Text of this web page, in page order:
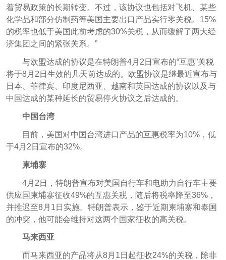
着贸易政策的长期转变。不过，该协议也包括对飞机、某些
化学品和部分仿制药等美国主要出口产品实行零关税。15%
的税率也低于美国此前考虑的30%关税，从而缓解了两大经
济集团之间的紧张关系。”
与欧盟达成的协议是在特朗普4月2日宣布的“互惠”关税
将于8月2日生效的几天前达成的。欧盟协议是继最近宣布与
日本、菲律宾、印度尼西亚、越南和英国达成的协议以及与
中国达成的某种延长的贸易停火协议之后达成的。
中国台湾
目前，美国对中国台湾进口产品的互惠税率为10%，低
于4月2日宣布的32%。
柬埔寨
4月2日，特朗普宣布对美国自行车和电助力自行车主要
供应国柬埔寨征收49%的互惠关税，随后将税率降至36%，
并推迟至8月1日实施。特朗普表示，鉴于近期柬埔寨和泰国
的冲突，他可能会维持对这两个国家征收的高关税。
马来西亚
而马来西亚的产品将从8月1日起征收24%的关税，除非